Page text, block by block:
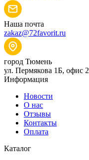
Наша почта
zakaz@72favorit.ru
город Тюмень
ул. Пермякова 1Б, офис 2
Информация
Новости
О нас
Отзывы
Контакты
Оплата
Каталог